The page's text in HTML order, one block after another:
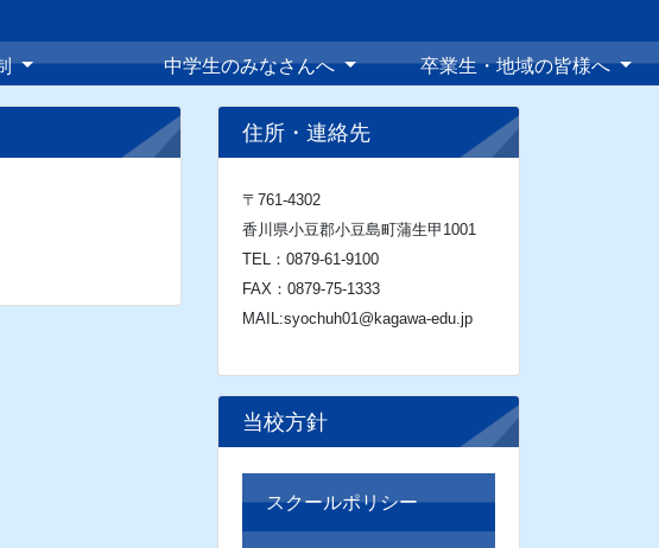
中学生のみなさんへ 卒業生・地域の皆様へ
住所・連絡先
〒761-4302
香川県小豆郡小豆島町蒲生甲1001
TEL：0879-61-9100
FAX：0879-75-1333
MAIL:syochuh01@kagawa-edu.jp
当校方針
スクールポリシー